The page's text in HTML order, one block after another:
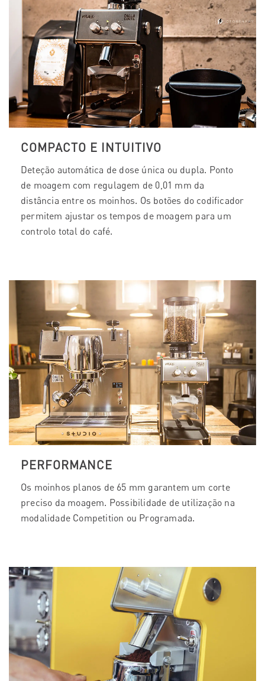
COMPACTO E INTUITIVO
Deteção automática de dose única ou dupla. Ponto
de moagem com regulagem de 0,01 mm da
distância entre os moinhos. Os botões do codificador
permitem ajustar os tempos de moagem para um
controlo total do café.
PERFORMANCE
Os moinhos planos de 65 mm garantem um corte
preciso da moagem. Possibilidade de utilização na
modalidade Competition ou Programada.